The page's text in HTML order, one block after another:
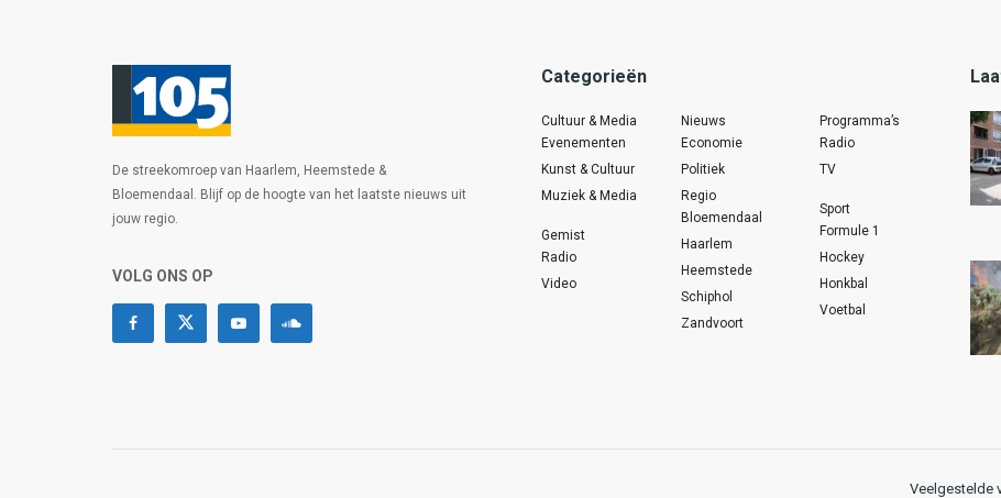
De streekomroep van Haarlem, Heemstede &
Bloemendaal. Blijf op de hoogte van het laatste nieuws uit
jouw regio.
VOLG ONS OP
Categorieën
Cultuur & Media
Evenementen
Kunst & Cultuur
Muziek & Media
Gemist
Radio
Video
Nieuws
Economie
Politiek
Regio
Bloemendaal
Haarlem
Heemstede
Schiphol
Zandvoort
Programma’s
Radio
TV
Sport
Formule 1
Hockey
Honkbal
Voetbal
Veelgestelde